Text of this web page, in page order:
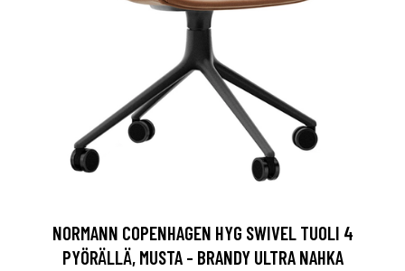
NORMANN COPENHAGEN HYG SWIVEL TUOLI 4
PYÖRÄLLÄ, MUSTA - BRANDY ULTRA NAHKA